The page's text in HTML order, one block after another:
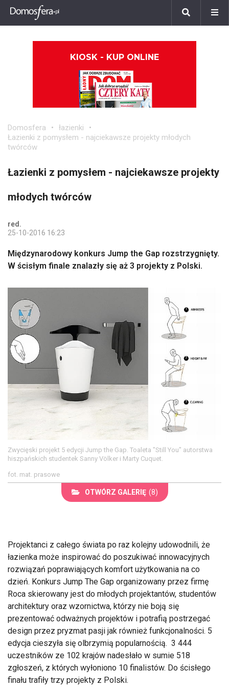
KIOSK - KUP ONLINE
Domosfera
łazienki
Łazienki z pomysłem - najciekawsze projekty młodych
twórców
Łazienki z pomysłem - najciekawsze projekty
młodych twórców
red.
25-10-2016 16:23
Międzynarodowy konkurs Jump the Gap rozstrzygnięty.
W ścisłym finale znalazły się aż 3 projekty z Polski.
Zwycięski projekt 5 edycji Jump the Gap. Toaleta "Still You" autorstwa
hiszpańskich studentek Sanny Völker i Marty Cuquet.
fot. mat. prasowe
OTWÓRZ GALERIĘ (8)
Projektanci z całego świata po raz kolejny udowodnili, że
łazienka może inspirować do poszukiwać innowacyjnych
rozwiązań poprawiających komfort użytkowania na co
dzień. Konkurs Jump The Gap organizowany przez firmę
Roca skierowany jest do młodych projektantów, studentów
architektury oraz wzornictwa, którzy nie boją się
prezentować odważnych projektów i potrafią postrzegać
design przez pryzmat pasji jak również funkcjonalności. 5
edycja cieszyła się olbrzymią popularnością. 3 444
uczestników ze 102 krajów nadesłało w sumie 518
zgłoszeń, z których wyłoniono 10 finalistów. Do ścisłego
finału trafiły trzy projekty z Polski.